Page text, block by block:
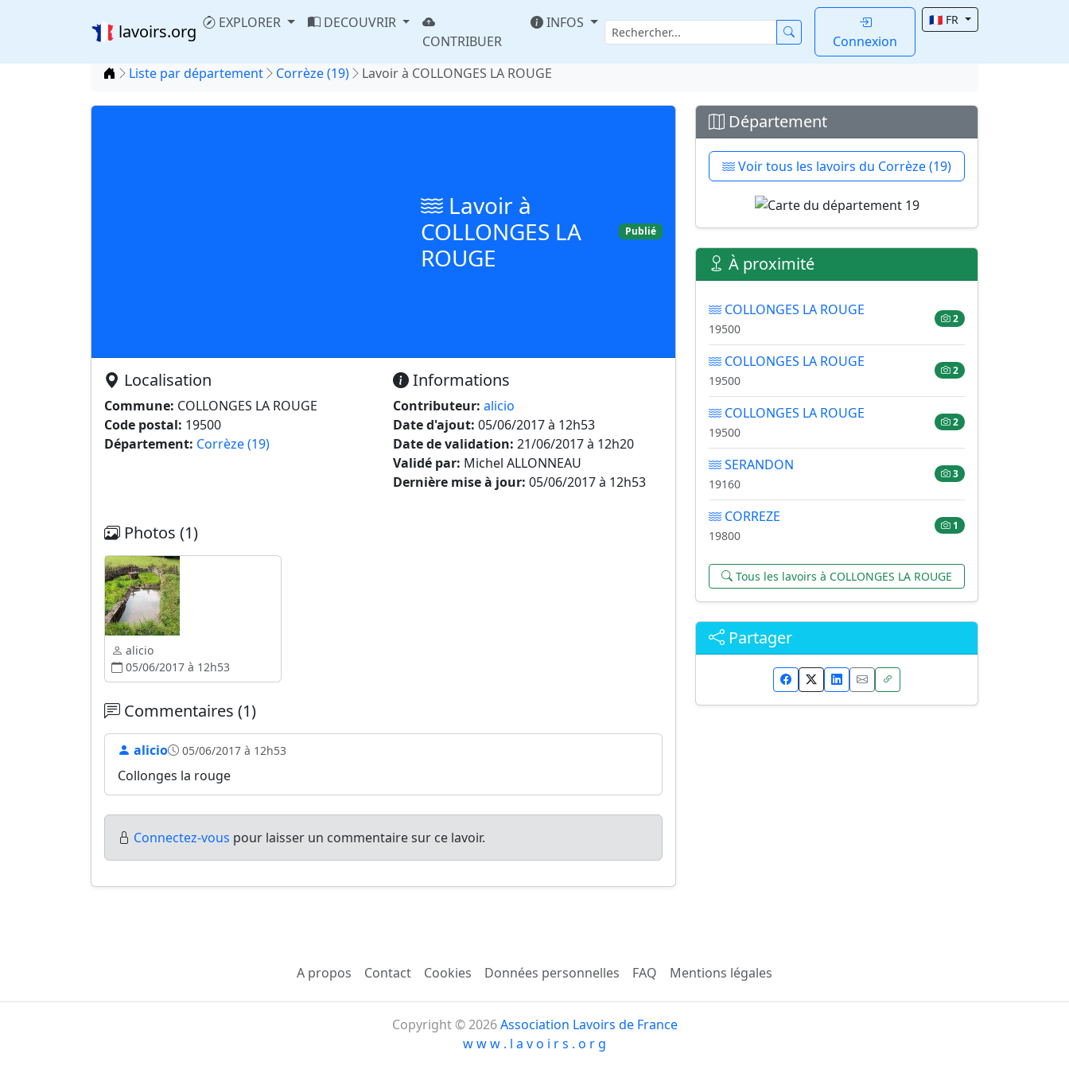
lavoirs.org EXPLORER
DECOUVRIR
CONTRIBUER
INFOS
Connexion
🇫🇷 FR
Accueil
Liste par département Corrèze (19) Lavoir à COLLONGES LA ROUGE
Lavoir à
COLLONGES LA
ROUGE
Publié
Localisation
Commune: COLLONGES LA ROUGE
Code postal: 19500
Département: Corrèze (19)
Informations
Contributeur: alicio
Date d'ajout: 05/06/2017 à 12h53
Date de validation: 21/06/2017 à 12h20
Validé par: Michel ALLONNEAU
Dernière mise à jour: 05/06/2017 à 12h53
Photos (1)
alicio
05/06/2017 à 12h53
Commentaires (1)
alicio 05/06/2017 à 12h53
Collonges la rouge
Connectez-vous pour laisser un commentaire sur ce lavoir.
Département
Voir tous les lavoirs du Corrèze (19)
À proximité
COLLONGES LA ROUGE
19500
2
COLLONGES LA ROUGE
19500
2
COLLONGES LA ROUGE
19500
2
SERANDON
19160
3
CORREZE
19800
1
Tous les lavoirs à COLLONGES LA ROUGE
Partager
A propos Contact Cookies Données personnelles FAQ Mentions légales
Copyright © 2026Association Lavoirs de France
w w w . l a v o i r s . o r g